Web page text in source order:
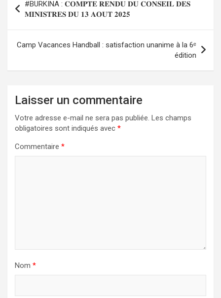
de
l’article
#BURKINA : 𝐂𝐎𝐌𝐏𝐓𝐄 𝐑𝐄𝐍𝐃𝐔 𝐃𝐔 𝐂𝐎𝐍𝐒𝐄𝐈𝐋 𝐃𝐄𝐒
𝐌𝐈𝐍𝐈𝐒𝐓𝐑𝐄𝐒 𝐃𝐔 𝟏𝟑 𝐀𝐎𝐔𝐓 𝟐𝟎𝟐𝟓
Camp Vacances Handball : satisfaction unanime à la 6ᵉ
édition
Laisser un commentaire
Votre adresse e-mail ne sera pas publiée. Les champs
obligatoires sont indiqués avec *
Commentaire *
Nom *